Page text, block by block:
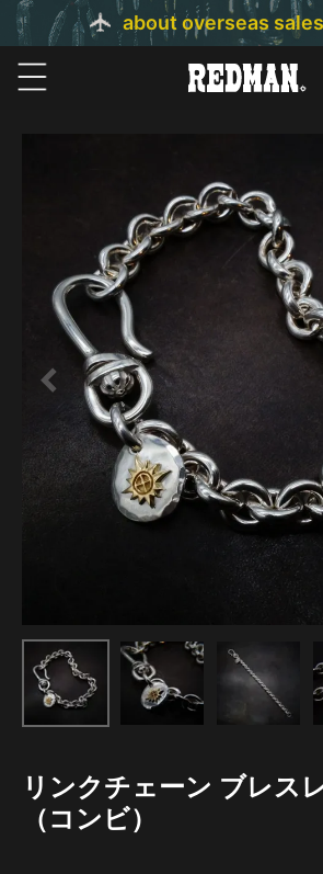
about overseas sales
リンクチェーン ブレス
（コンビ）